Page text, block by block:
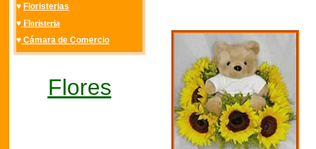
♥ Floristerias
♥ Floristeria
♥ Cámara de Comercio
Flores